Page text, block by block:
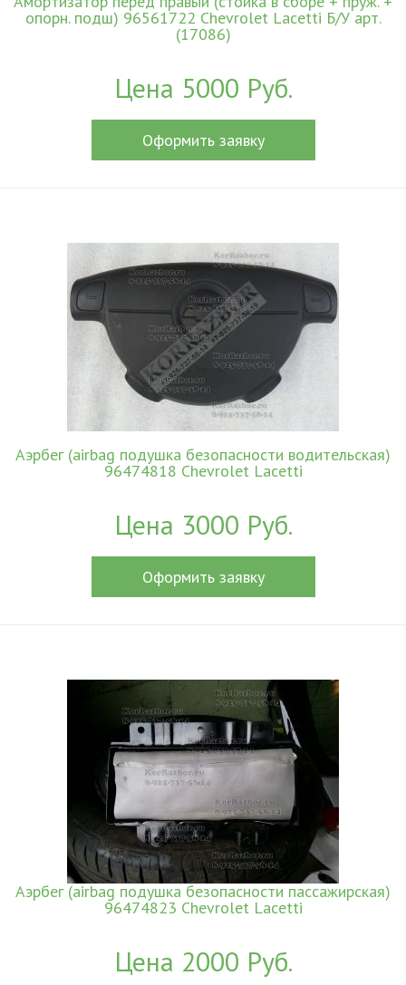
опорн. подш) 96561722 Chevrolet Lacetti Б/У арт.
(17086)
Цена 5000 Руб.
Оформить заявку
Аэрбег (airbag подушка безопасности водительская)
96474818 Chevrolet Lacetti
Цена 3000 Руб.
Оформить заявку
Аэрбег (airbag подушка безопасности пассажирская)
96474823 Chevrolet Lacetti
Цена 2000 Руб.